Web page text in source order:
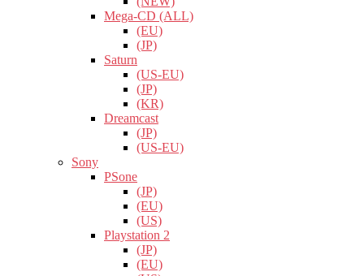
Mega-CD (ALL)
(EU)
(JP)
Saturn
(US-EU)
(JP)
(KR)
Dreamcast
(JP)
(US-EU)
Sony
PSone
(JP)
(EU)
(US)
Playstation 2
(JP)
(EU)